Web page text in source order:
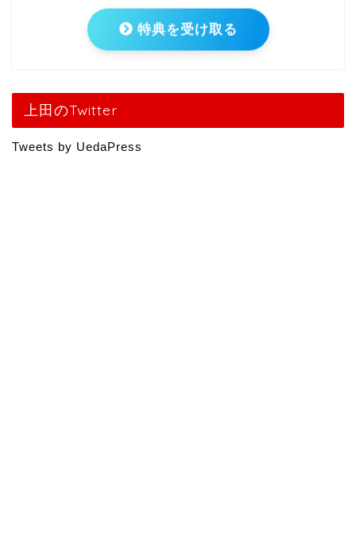
特典を受け取る
上田のTwitter
Tweets by UedaPress